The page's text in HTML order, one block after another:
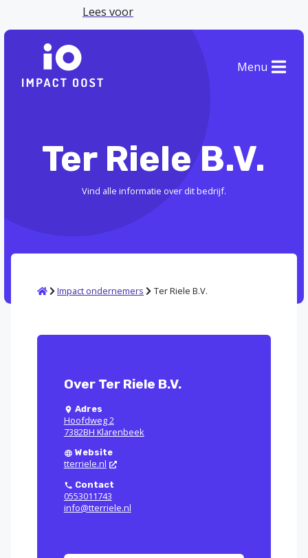
Lees voor
Menu
Ter Riele B.V.
Vind alle informatie over dit bedrijf.
HomeImpact ondernemers Ter Riele B.V.
Over Ter Riele B.V.
Adres
Hoofdweg 2
7382BH Klarenbeek
Website
tterriele.nl
Contact
0553011743
info@tterriele.nl